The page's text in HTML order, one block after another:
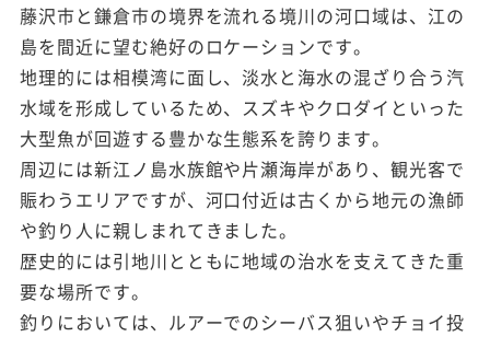
藤沢市と鎌倉市の境界を流れる境川の河口域は、江の
島を間近に望む絶好のロケーションです。
地理的には相模湾に面し、淡水と海水の混ざり合う汽
水域を形成しているため、スズキやクロダイといった
大型魚が回遊する豊かな生態系を誇ります。
周辺には新江ノ島水族館や片瀬海岸があり、観光客で
賑わうエリアですが、河口付近は古くから地元の漁師
や釣り人に親しまれてきました。
歴史的には引地川とともに地域の治水を支えてきた重
要な場所です。
釣りにおいては、ルアーでのシーバス狙いやチョイ投